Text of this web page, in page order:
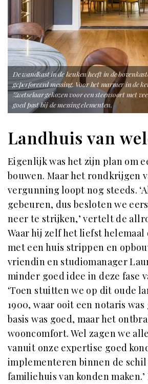
De wandkast in de keuken heeft in de
geperforeerd messing. Voor het marmer in de
Zwetselaar gekozen voor een steensoort met
goed past bij de messing elementen.
Landhuis van
Eigenlijk was het zijn plan om
bouwen. Maar het rondkrijgen
vergunning loopt nog steeds.
gebeuren, dus besloten we
neer te strijken,’ vertelt de
Waar hij zelf het liefst
met een huis strippen en
vriendin en studiomanager
minder goed idee in deze fase
‘Toen stuitten we op dit oude
1900, waar ooit een notaris
basis was goed, maar het
wooncomfort. Wel zagen we
vanuit onze expertise goed
implementeren binnen de
familiehuis van konden